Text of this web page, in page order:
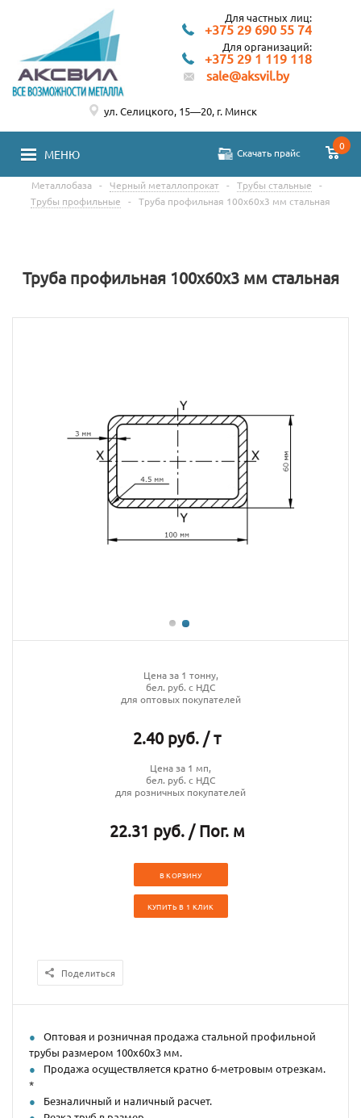
Для частных лиц:
+375 29 690 55 74
Для организаций:
+375 29 1 119 118
sale@aksvil.by
МЕНЮ Скачать прайс
0
ул. Селицкого, 15—20, г. Минск
Металлобаза - Черный металлопрокат - Трубы стальные
-
Трубы профильные
- Труба профильная 100х60х3 мм стальная
Труба профильная 100х60х3 мм стальная
Цена за 1 тонну,
бел. руб. с НДС
для оптовых покупателей
2.40 руб. / т
Цена за 1 мп,
бел. руб. с НДС
для розничных покупателей
22.31 руб. / Пог. м
В КОРЗИНУ
КУПИТЬ В 1 КЛИК
Поделиться
Оптовая и розничная продажа стальной профильной
трубы размером 100х60х3 мм.
Продажа осуществляется кратно 6-метровым отрезкам.
*
Безналичный и наличный расчет.